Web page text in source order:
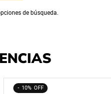
de búsqueda.
10%